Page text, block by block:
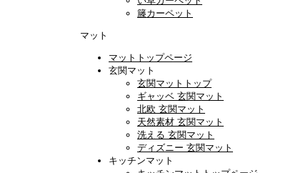
籐カーペット
マット
マットトップページ
玄関マット
玄関マットトップ
ギャッベ 玄関マット
北欧 玄関マット
天然素材 玄関マット
洗える 玄関マット
ディズニー 玄関マット
キッチンマット